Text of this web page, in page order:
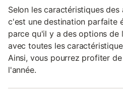
Selon les caractéristiques
c'est une destination parfaite
parce qu'il y a des options de
avec toutes les
Ainsi, vous pourrez profiter
l'année.